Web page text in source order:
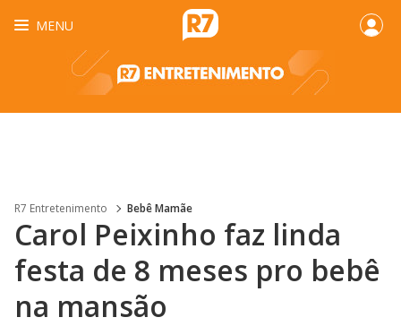
MENU
R7 Entretenimento Bebê Mamãe
Carol Peixinho faz linda
festa de 8 meses pro bebê
na mansão